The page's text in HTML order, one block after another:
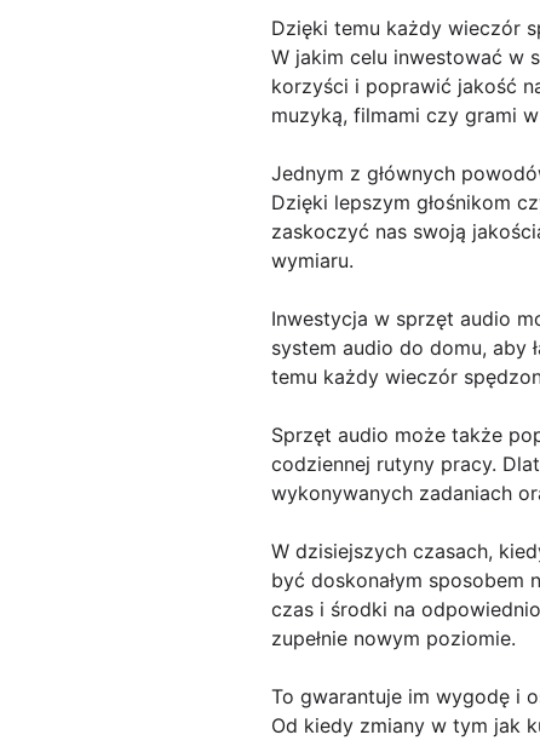
Dzięki temu każdy wieczór
W jakim celu inwestować w
korzyści i poprawić jakość
muzyką, filmami czy grami
Jednym z głównych
Dzięki lepszym głośnikom
zaskoczyć nas swoją
wymiaru.
Inwestycja w sprzęt audio
system audio do domu, aby
temu każdy wieczór
Sprzęt audio może także
codziennej rutyny pracy.
wykonywanych zadaniach
W dzisiejszych czasach,
być doskonałym
czas i środki na
zupełnie nowym poziomie.
To gwarantuje im wygodę i
Od kiedy zmiany w tym jak